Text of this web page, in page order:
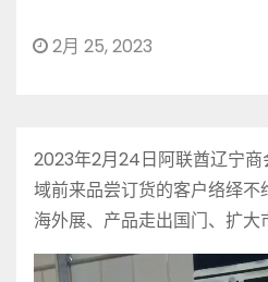
2月 25, 2023
2023年2月24日阿联酋辽宁
域前来品尝订货的客户络绎
海外展、产品走出国门、扩
视